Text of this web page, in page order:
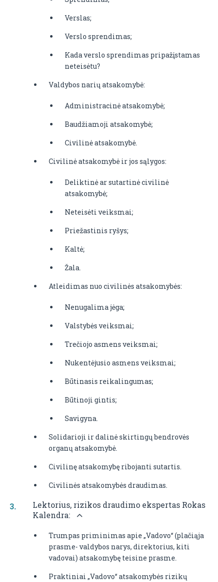
Verslas;
Verslo sprendimas;
Kada verslo sprendimas pripažįstamas
neteisėtu?
Valdybos narių atsakomybė:
Administracinė atsakomybė;
Baudžiamoji atsakomybė;
Civilinė atsakomybė.
Civilinė atsakomybė ir jos sąlygos:
Deliktinė ar sutartinė civilinė
atsakomybė;
Neteisėti veiksmai;
Priežastinis ryšys;
Kaltė;
Žala.
Atleidimas nuo civilinės atsakomybės:
Nenugalima jėga;
Valstybės veiksmai;
Trečiojo asmens veiksmai;
Nukentėjusio asmens veiksmai;
Būtinasis reikalingumas;
Būtinoji gintis;
Savigyna.
Solidarioji ir dalinė skirtingų bendrovės
organų atsakomybė.
Civilinę atsakomybę ribojanti sutartis.
Civilinės atsakomybės draudimas.
Lektorius, rizikos draudimo ekspertas Rokas
Kalendra:
Trumpas priminimas apie „Vadovo“ (plačiąja
prasme- valdybos narys, direktorius, kiti
vadovai) atsakomybę teisine prasme.
Praktiniai „Vadovo“ atsakomybės rizikų